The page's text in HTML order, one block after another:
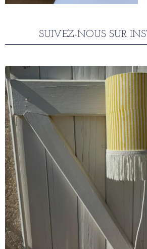
SUIVEZ-NOUS SUR